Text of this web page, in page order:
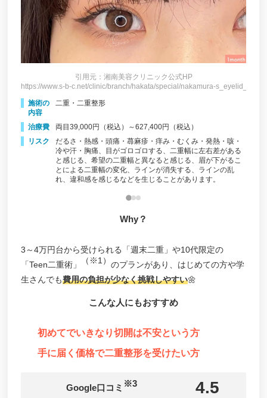
引用元：湘南美容クリニック公式HP
https://www.s-b-c.net/clinic/branch/hakata/special/nakamura-
施術の
内容
二重・二重整形
治療費
両目39,000円（税込）～627,400円（税込）
リスク
だるさ・熱感・頭痛・蕁麻疹・痒み・むくみ・発熱・咳・
冷や汗・胸痛、目がゴロゴロする、二重幅に左右差がある
と感じる、希望の二重幅と異なると感じる、眉が下がるこ
とによる二重幅の変化、ラインが消失する、ラインの乱
れ、違和感を感じるなどを生じることがあります。
Why？
3～4万円台から受けられる「週末二重」や10代限定の
「Teen二重術」
（※1） のプランがあり、はじめての方や学
生さんでも費用の負担が少なく挑戦しやすい🌼
こんな人にもおすすめ
初めてでいきなり切開は不安という方
手に届く価格で二重整形を受けたい方
Google口コミ ※3 4.5